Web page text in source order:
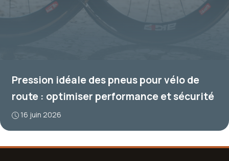
Pression idéale des pneus pour vélo de
route : optimiser performance et sécurité
16 juin 2026